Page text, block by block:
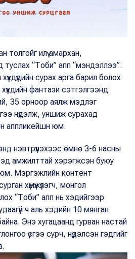
толгойг илүү амархан,
туслах “Тоби” апп “мэндэллээ”.
сурах арга барил болох
фантази сэтгэлгээнд
35 орноор аялж мэдлэг
нүдэлж, уншиж сурахад
аппликейшн юм.
нэвтрүүлэхээс өмнө 3-6 насны
амжилттай хэрэгжсэн буюу
юм. Мэргэжлийн контент
хүмүүжүүлэгч, монгол
“Тоби” апп нь хэдийгээр
ч аль хэдийн 10 мянган
Энэ хугацаанд гурван настай
үсгээ сурч, нүдэлсэн гэдгийг